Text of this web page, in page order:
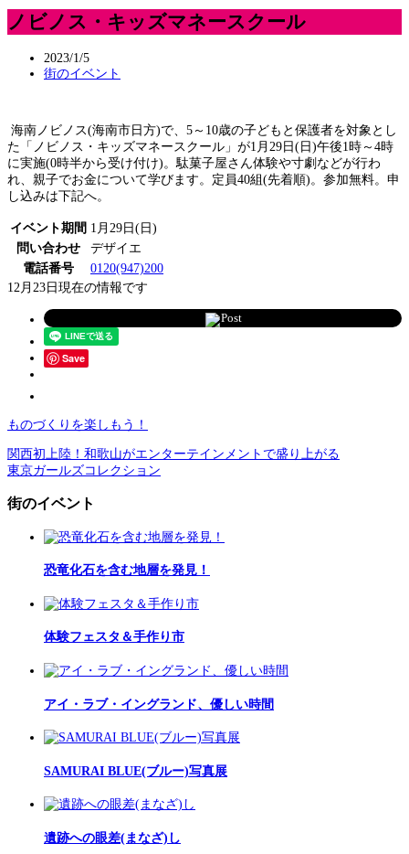
ノビノス・キッズマネースクール
2023/1/5
街のイベント
海南ノビノス(海南市日方)で、5～10歳の子どもと保護者を対象とし
た「ノビノス・キッズマネースクール」が1月29日(日)午後1時～4時
に実施(0時半から受け付け)。駄菓子屋さん体験や寸劇などが行わ
れ、親子でお金について学びます。定員40組(先着順)。参加無料。申
し込みは下記へ。
イベント期間 1月29日(日)
問い合わせ
デザイエ
電話番号
0120(947)200
12月23日現在の情報です
Post
Save
ものづくりを楽しもう！
関西初上陸！和歌山がエンターテインメントで盛り上がる
東京ガールズコレクション
街のイベント
恐竜化石を含む地層を発見！
体験フェスタ＆手作り市
アイ・ラブ・イングランド、優しい時間
SAMURAI BLUE(ブルー)写真展
遺跡への眼差(まなざ)し